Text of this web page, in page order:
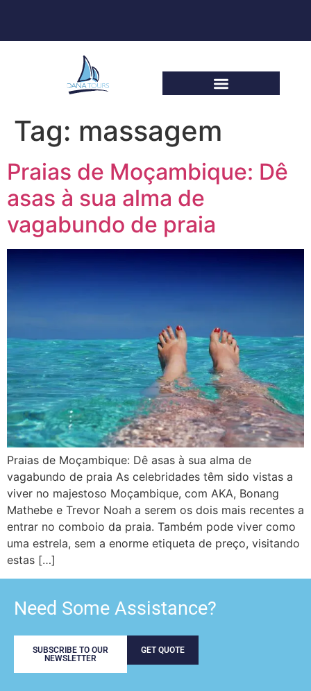
Tag: massagem
Praias de Moçambique: Dê
asas à sua alma de
vagabundo de praia
Praias de Moçambique: Dê asas à sua alma de
vagabundo de praia As celebridades têm sido vistas a
viver no majestoso Moçambique, com AKA, Bonang
Mathebe e Trevor Noah a serem os dois mais recentes a
entrar no comboio da praia. Também pode viver como
uma estrela, sem a enorme etiqueta de preço, visitando
estas […]
Need Some Assistance?
SUBSCRIBE TO OUR
NEWSLETTER
GET QUOTE